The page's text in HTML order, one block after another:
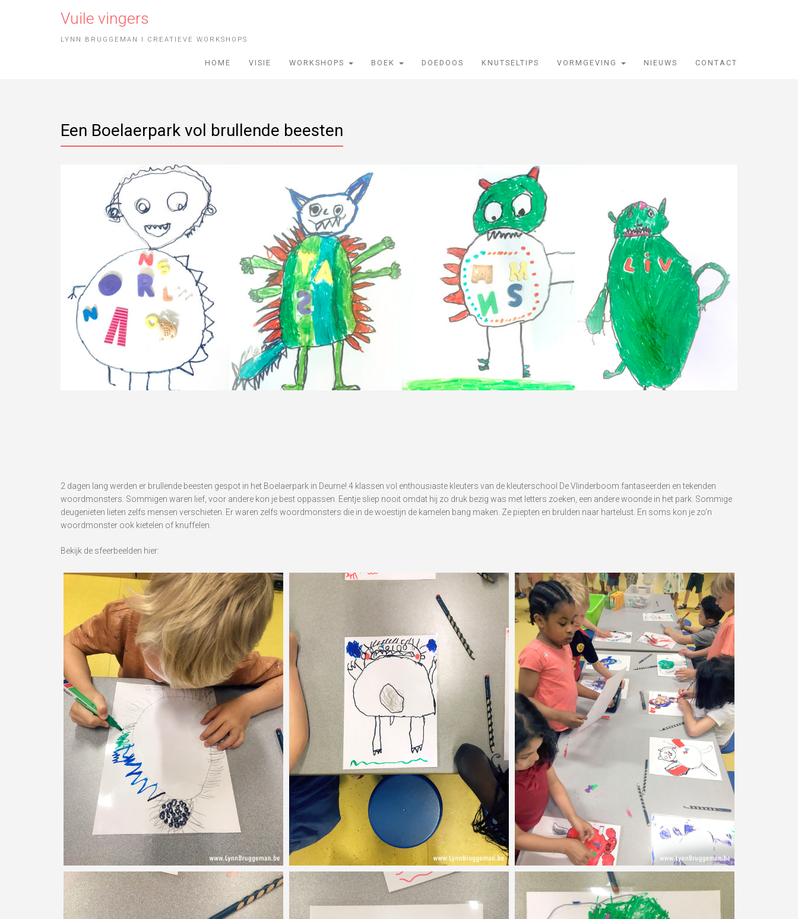
Vuile vingers
LYNN BRUGGEMAN I CREATIEVE WORKSHOPS
HOME VISIE WORKSHOPS BOEK DOEDOOS KNUTSELTIPS VORMGEVING NIEUWS CONTACT
Een Boelaerpark vol brullende beesten
2 dagen lang werden er brullende beesten gespot in het Boelaerpark in Deurne! 4 klassen vol enthousiaste kleuters van de kleuterschool De Vlinderboom fantaseerden en tekenden
woordmonsters. Sommigen waren lief, voor andere kon je best oppassen. Eentje sliep nooit omdat hij zo druk bezig was met letters zoeken, een andere woonde in het park. Sommige
deugenieten lieten zelfs mensen verschieten. Er waren zelfs woordmonsters die in de woestijn de kamelen bang maken. Ze piepten en brulden naar hartelust. En soms kon je zo’n
woordmonster ook kietelen of knuffelen.
Bekijk de sfeerbeelden hier: